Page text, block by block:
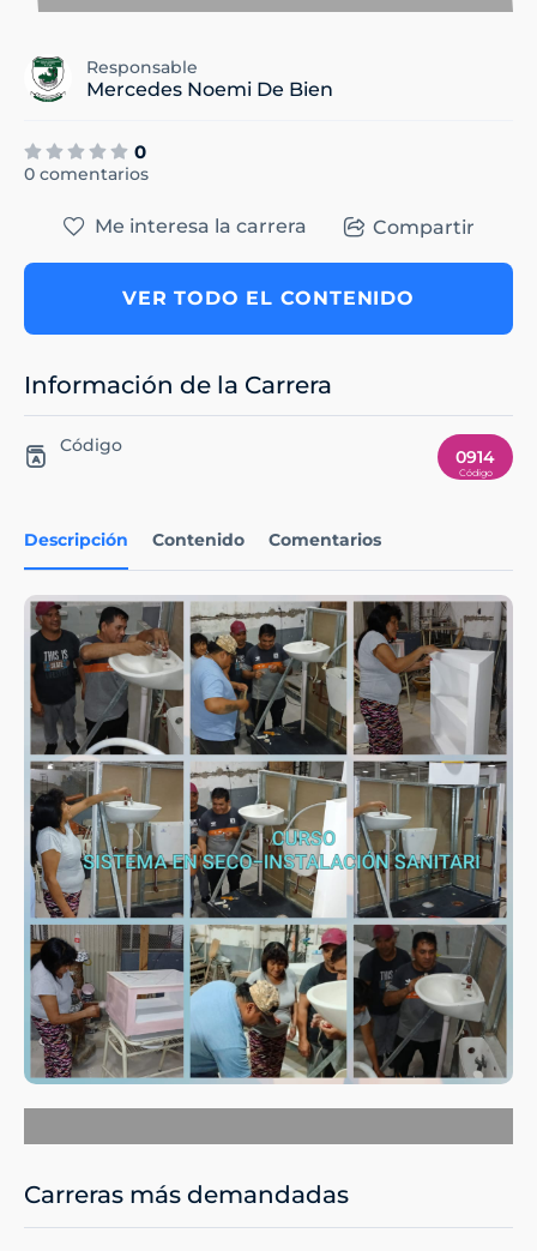
Responsable
Mercedes Noemi De Bien
0
0 comentarios
Descripción Contenido Comentarios
Me interesa la carrera Compartir
VER TODO EL CONTENIDO
Información de la Carrera
Código
0914
Carreras más demandadas